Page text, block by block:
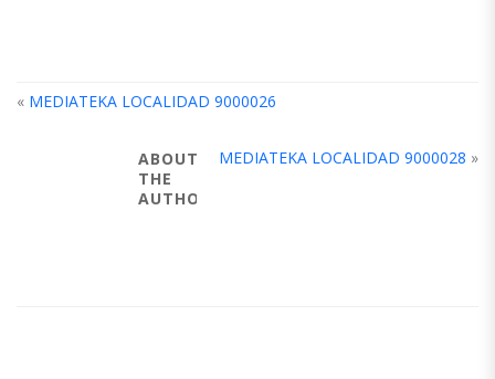
« MEDIATEKA LOCALIDAD 9000026
MEDIATEKA LOCALIDAD 9000028 »
ABOUT
THE
AUTHOR